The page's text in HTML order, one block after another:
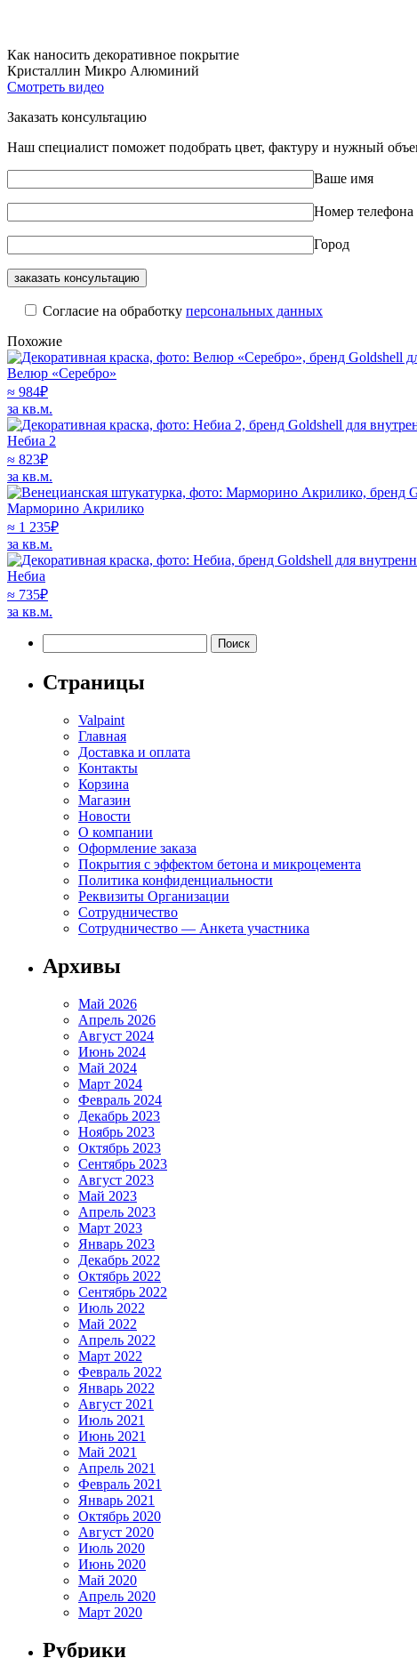
Как наносить декоративное покрытие
Кристаллин Микро Алюминий
Cмотреть видео
Заказать консультацию
Наш специалист поможет подобрать цвет, фактуру и нужный
Ваше имя
Номер телефона
Город
Cогласие на обработку персональных данных
Похожие
Велюр «Серебро»
≈ 984₽
за кв.м.
Небиа 2
≈ 823₽
за кв.м.
Марморино Акрилико
≈ 1 235₽
за кв.м.
Небиа
≈ 735₽
за кв.м.
Страницы
Valpaint
Главная
Доставка и оплата
Контакты
Корзина
Магазин
Новости
О компании
Оформление заказа
Покрытия с эффектом бетона и микроцемента
Политика конфиденциальности
Реквизиты Организации
Сотрудничество
Сотрудничество — Анкета участника
Архивы
Май 2026
Апрель 2026
Август 2024
Июнь 2024
Май 2024
Март 2024
Февраль 2024
Декабрь 2023
Ноябрь 2023
Октябрь 2023
Сентябрь 2023
Август 2023
Май 2023
Апрель 2023
Март 2023
Январь 2023
Декабрь 2022
Октябрь 2022
Сентябрь 2022
Июль 2022
Май 2022
Апрель 2022
Март 2022
Февраль 2022
Январь 2022
Август 2021
Июль 2021
Июнь 2021
Май 2021
Апрель 2021
Февраль 2021
Январь 2021
Октябрь 2020
Август 2020
Июль 2020
Июнь 2020
Май 2020
Апрель 2020
Март 2020
Рубрики